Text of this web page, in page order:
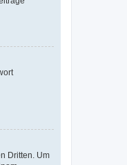
Dritten. Um